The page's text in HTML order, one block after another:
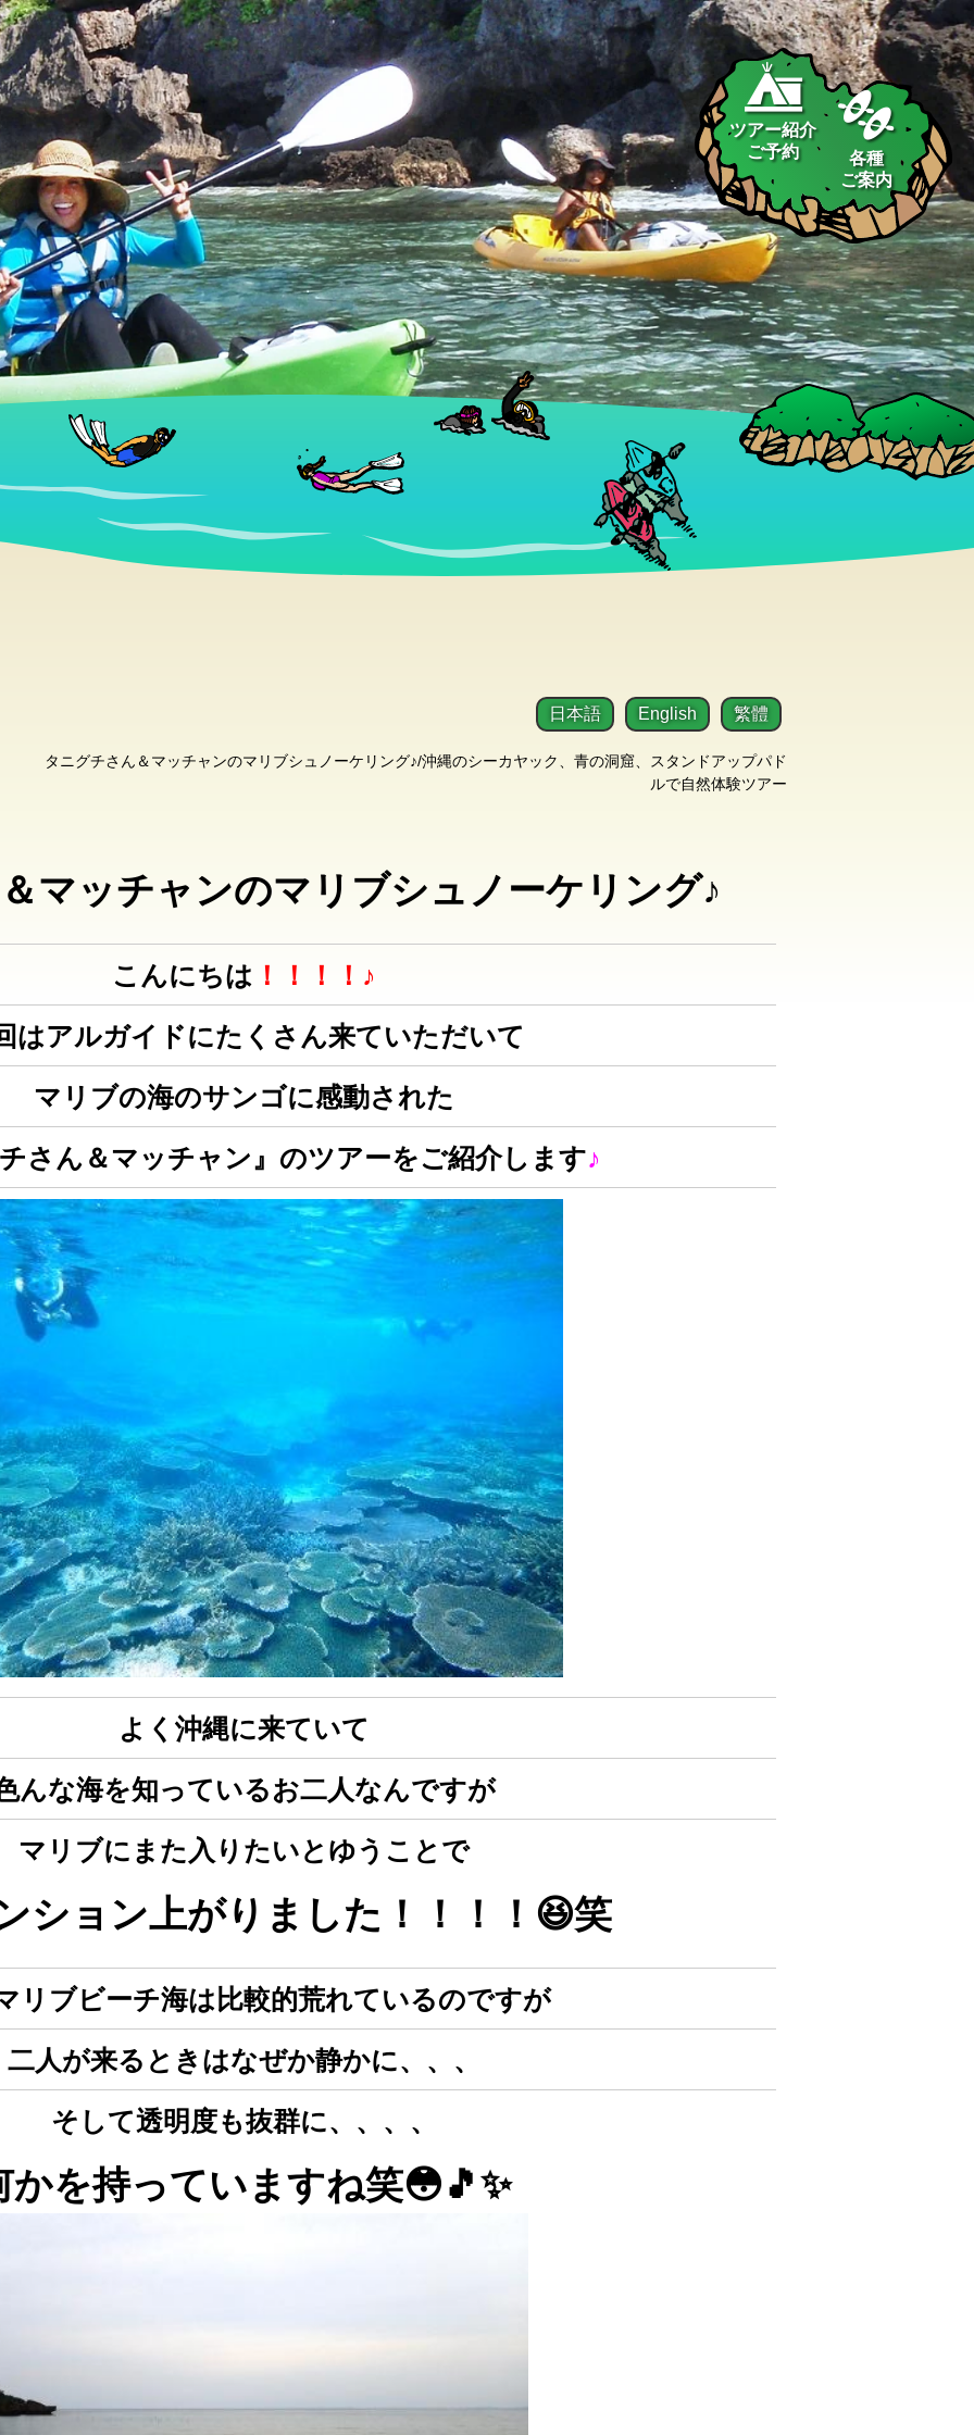
ツアー紹介
ご予約
各種
ご案内
タニグチさん＆マッチャンのマリブシュノーケリング♪/沖縄のシーカヤック、青の洞窟、スタンドアップパド
ルで自然体験ツアー
日本語 English 繁體
マッチャンのマリブシュノーケリング♪
こんにちは ！！！！♪
はアルガイドにたくさん来ていただいて
マリブの海のサンゴに感動された
さん＆マッチャン』のツアーをご紹介します♪
よく沖縄に来ていて
んな海を知っているお二人なんですが
マリブにまた入りたいとゆうことで
ション上がりました！！！！😆笑
リブビーチ海は比較的荒れているのですが
二人が来るときはなぜか静かに、、、
そして透明度も抜群に、、、、
かを持っていますね笑😳🎵✨